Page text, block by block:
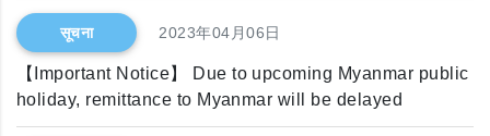
सूचना 2023年04月06日
【Important Notice】 Due to upcoming Myanmar public
holiday, remittance to Myanmar will be delayed